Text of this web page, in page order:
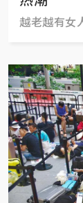
越老越有女